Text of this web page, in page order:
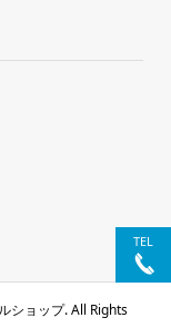
ショップ. All Rights
TEL